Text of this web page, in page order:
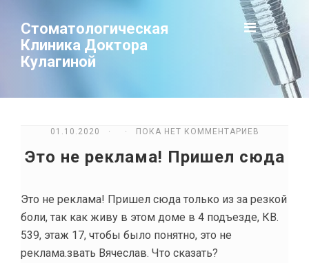
Стоматологическая
Клиника Доктора
Кулагиной
01.10.2020 · · ПОКА НЕТ КОММЕНТАРИЕВ
Это не реклама! Пришел сюда
Это не реклама! Пришел сюда только из за резкой
боли, так как живу в этом доме в 4 подъезде, КВ.
539, этаж 17, чтобы было понятно, это не
реклама.звать Вячеслав. Что сказать?